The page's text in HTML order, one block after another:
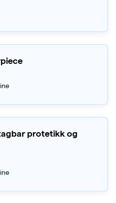
protetikk og